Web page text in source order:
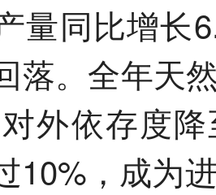
量同比增长
落。全年天
外依存度
10%，成为